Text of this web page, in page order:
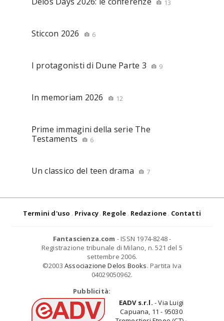
13
Sticcon 2026 6
I protagonisti di Dune Parte 3 9
In memoriam 2026 12
Prime immagini della serie The
Testaments
6
Un classico del teen drama 7
Termini d'uso Privacy Regole Redazione Contatti
Fantascienza.com - ISSN 1974-8248 -
Registrazione tribunale di Milano, n. 521 del 5
settembre 2006.
©2003 Associazione Delos Books. Partita Iva
04029050962.
Pubblicità:
EADV s.r.l. - Via Luigi
Capuana, 11 - 95030